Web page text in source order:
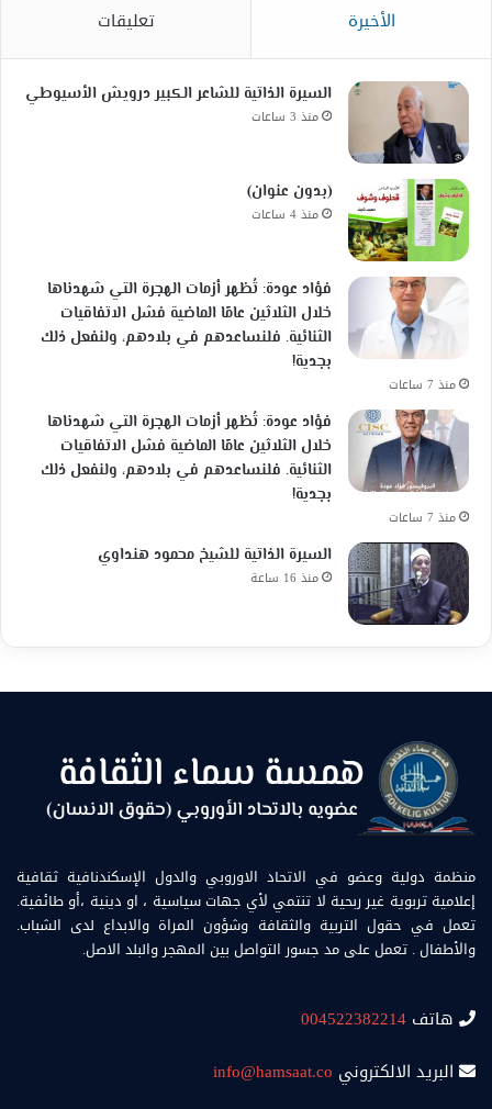
الأخيرة تعليقات
السيرة الذاتية للشاعر الكبير درويش الأسيوطي
منذ 3 ساعات
(بدون عنوان)
منذ 4 ساعات
فؤاد عودة: تُظهر أزمات الهجرة التي شهدناها
خلال الثلاثين عامًا الماضية فشل الاتفاقيات
الثنائية. فلنساعدهم في بلادهم، ولنفعل ذلك
بجدية!
منذ 7 ساعات
فؤاد عودة: تُظهر أزمات الهجرة التي شهدناها
خلال الثلاثين عامًا الماضية فشل الاتفاقيات
الثنائية. فلنساعدهم في بلادهم، ولنفعل ذلك
بجدية!
منذ 7 ساعات
السيرة الذاتية للشيخ محمود هنداوي
منذ 16 ساعة
منظمة دولية وعضو في الاتحاد الاوروبي والدول الإسكندنافية ثقافية
إعلامية تربوية غير ربحية لا تنتمي لأي جهات سياسية ، او دينية ،أو طائفية.
تعمل في حقول التربية والثقافة وشؤون المراة والابداع لدى الشباب.
والأطفال . تعمل على مد جسور التواصل بين المهجر والبلد الاصل.
هاتف 004522382214
البريد الالكتروني info@hamsaat.co